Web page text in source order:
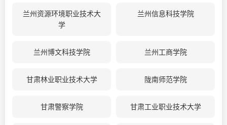
兰州资源环境职业技术大
学
兰州信息科技学院
兰州博文科技学院 兰州工商学院
甘肃林业职业技术大学 陇南师范学院
甘肃警察学院 甘肃工业职业技术大学